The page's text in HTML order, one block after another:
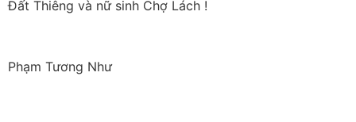
Đất Thiêng và nữ sinh Chợ Lách !
Phạm Tương Như